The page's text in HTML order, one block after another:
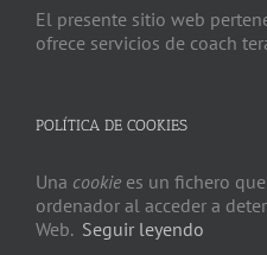
El presente sitio web
ofrece servicios de coach
POLÍTICA DE COOKIES
Una cookie es un fichero
ordenador al acceder a
Web. Seguir leyendo